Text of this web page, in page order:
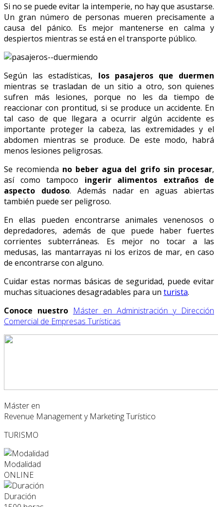
Si no se puede evitar la intemperie, no hay que asustarse.
Un gran número de personas mueren precisamente a
causa del pánico. Es mejor mantenerse en calma y
despiertos mientras se está en el transporte público.
Según las estadísticas, los pasajeros que duermen
mientras se trasladan de un sitio a otro, son quienes
sufren más lesiones, porque no les da tiempo de
reaccionar con prontitud, si se produce un accidente. En
tal caso de que llegara a ocurrir algún accidente es
importante proteger la cabeza, las extremidades y el
abdomen mientras se produce. De este modo, habrá
menos lesiones peligrosas.
Se recomienda no beber agua del grifo sin procesar,
así como tampoco ingerir alimentos extraños de
aspecto dudoso. Además nadar en aguas abiertas
también puede ser peligroso.
En ellas pueden encontrarse animales venenosos o
depredadores, además de que puede haber fuertes
corrientes subterráneas. Es mejor no tocar a las
medusas, las mantarrayas ni los erizos de mar, en caso
de encontrarse con alguno.
Cuidar estas normas básicas de seguridad, puede evitar
muchas situaciones desagradables para un turista.
Conoce nuestro Máster en Administración y Dirección
Comercial de Empresas Turísticas
Máster en
Revenue Management y Marketing Turístico
TURISMO
Modalidad
ONLINE
Duración